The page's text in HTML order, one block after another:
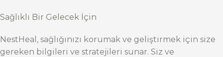
Sağlıklı Bir Gelecek İçin
NestHeal, sağlığınızı korumak ve geliştirmek için size
gereken bilgileri ve stratejileri sunar. Siz ve